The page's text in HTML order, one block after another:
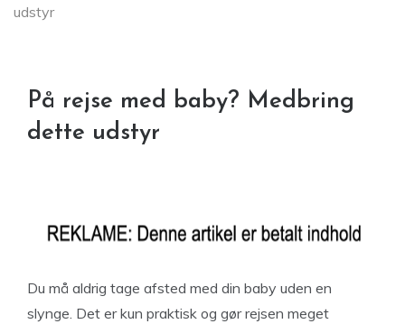
udstyr
På rejse med baby? Medbring
dette udstyr
Du må aldrig tage afsted med din baby uden en
slynge. Det er kun praktisk og gør rejsen meget